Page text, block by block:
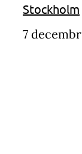
Stockholm
7